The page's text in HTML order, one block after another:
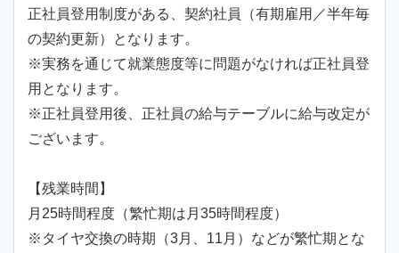
正社員登用制度がある、契約社員（有期雇用／半年毎
の契約更新）となります。
※実務を通じて就業態度等に問題がなければ正社員登
用となります。
※正社員登用後、正社員の給与テーブルに給与改定が
ございます。
【残業時間】
月25時間程度（繁忙期は月35時間程度）
※タイヤ交換の時期（3月、11月）などが繁忙期とな